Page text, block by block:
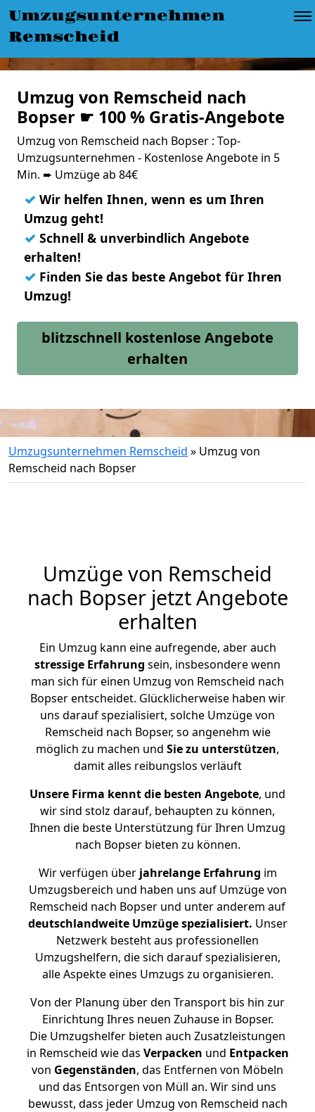
Umzugsunternehmen
Remscheid
Umzug von Remscheid nach
Bopser ☛ 100 % Gratis-Angebote
Umzug von Remscheid nach Bopser : Top-
Umzugsunternehmen - Kostenlose Angebote in 5
Min. ➨ Umzüge ab 84€
✓ Wir helfen Ihnen, wenn es um Ihren
Umzug geht!
✓ Schnell & unverbindlich Angebote
erhalten!
✓ Finden Sie das beste Angebot für Ihren
Umzug!
blitzschnell kostenlose Angebote
erhalten
Umzugsunternehmen Remscheid » Umzug von
Remscheid nach Bopser
Umzüge von Remscheid
nach Bopser jetzt Angebote
erhalten
Ein Umzug kann eine aufregende, aber auch
stressige Erfahrung sein, insbesondere wenn
man sich für einen Umzug von Remscheid nach
Bopser entscheidet. Glücklicherweise haben wir
uns darauf spezialisiert, solche Umzüge von
Remscheid nach Bopser, so angenehm wie
möglich zu machen und Sie zu unterstützen,
damit alles reibungslos verläuft
Unsere Firma kennt die besten Angebote, und
wir sind stolz darauf, behaupten zu können,
Ihnen die beste Unterstützung für Ihren Umzug
nach Bopser bieten zu können.
Wir verfügen überjahrelange Erfahrung im
Umzugsbereich und haben uns auf Umzüge von
Remscheid nach Bopser und unter anderem auf
deutschlandweite Umzüge spezialisiert. Unser
Netzwerk besteht aus professionellen
Umzugshelfern, die sich darauf spezialisieren,
alle Aspekte eines Umzugs zu organisieren.
Von der Planung über den Transport bis hin zur
Einrichtung Ihres neuen Zuhause in Bopser.
Die Umzugshelfer bieten auch Zusatzleistungen
in Remscheid wie das Verpacken und Entpacken
von Gegenständen, das Entfernen von Möbeln
und das Entsorgen von Müll an. Wir sind uns
bewusst, dass jeder Umzug von Remscheid nach